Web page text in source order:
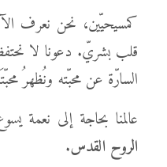
كمسيحيّين، نحن نعرف
قلب بشريّ. دعونا لا
السارّة عن محبّته ونُظهرُ
عالمنا بحاجة إلى نعمة
الروح القدس.